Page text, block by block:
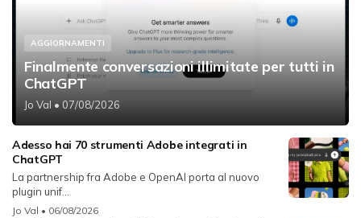
AGGIORNAMENTI
Finalmente conversazioni illimitate per tutti in
ChatGPT
Jo Val • 07/08/2026
Adesso hai 70 strumenti Adobe integrati in
ChatGPT
La partnership fra Adobe e OpenAI porta al nuovo
plugin unif...
Jo Val • 06/08/2026